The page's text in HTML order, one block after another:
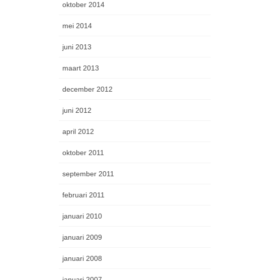
oktober 2014
mei 2014
juni 2013
maart 2013
december 2012
juni 2012
april 2012
oktober 2011
september 2011
februari 2011
januari 2010
januari 2009
januari 2008